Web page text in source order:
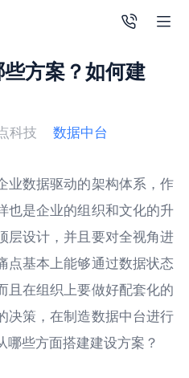
方案？如何建
科技 数据中台
业数据驱动的架构体系，作
也是企业的组织和文化的升
层设计，并且要对全视角进
点基本上能够通过数据状态
且在组织上要做好配套化的
决策，在制造数据中台进行
些方面搭建建设方案？